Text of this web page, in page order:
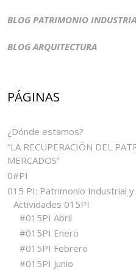
BLOG PATRIMONIO
BLOG ARQUITECTURA
PÁGINAS
¿Dónde estamos?
“LA RECUPERACIÓN DEL
MERCADOS”
0#PI
015 PI: Patrimonio Industrial
Actividades 015PI
#015PI Abril
#015PI Enero
#015PI Febrero
#015PI Junio